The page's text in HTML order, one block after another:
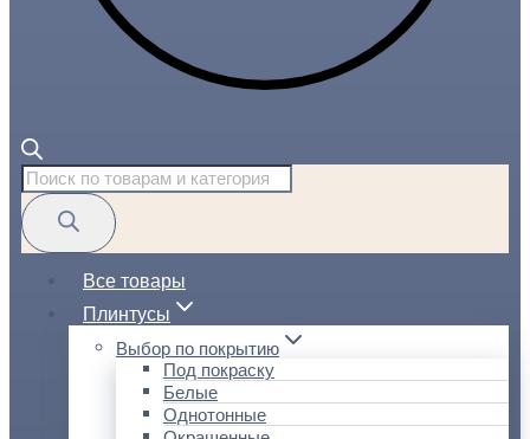
Поиск
товаров
Все товары
Плинтусы
Выбор по покрытию
Под покраску
Белые
Однотонные